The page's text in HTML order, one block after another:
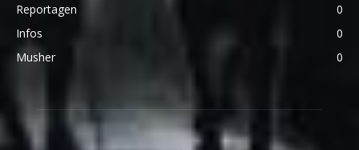
Reportagen
0
Infos
0
Musher
0